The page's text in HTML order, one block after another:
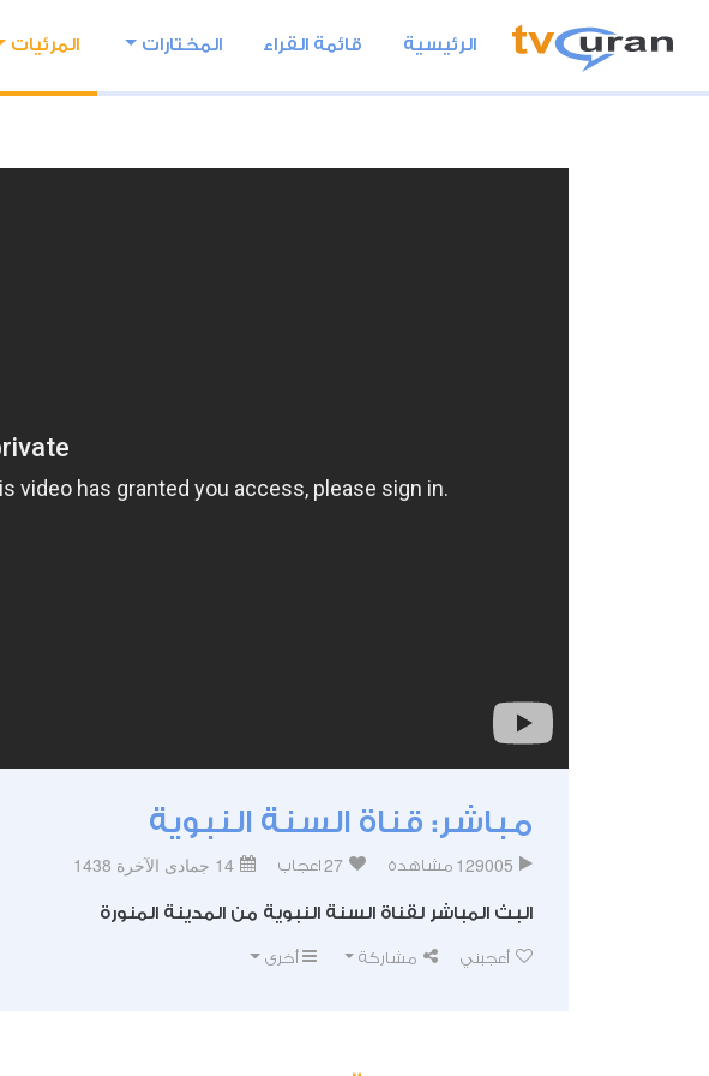
الرئيسية قائمة القراء المختارات المرئيات
مباشر: قناة السنة النبوية
129005 مشاهدة 27 اعجاب 14 جمادى الآخرة 1438
البث المباشر لقناة السنة النبوية من المدينة المنورة
أعجبني مشاركة أخرى